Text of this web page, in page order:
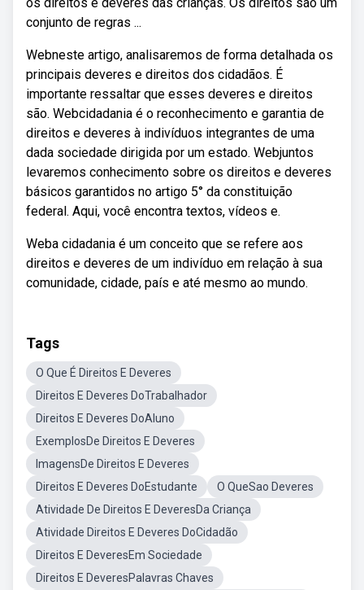
conjunto de regras ...
Webneste artigo, analisaremos de forma detalhada os
principais deveres e direitos dos cidadãos. É
importante ressaltar que esses deveres e direitos
são. Webcidadania é o reconhecimento e garantia de
direitos e deveres à indivíduos integrantes de uma
dada sociedade dirigida por um estado. Webjuntos
levaremos conhecimento sobre os direitos e deveres
básicos garantidos no artigo 5° da constituição
federal. Aqui, você encontra textos, vídeos e.
Weba cidadania é um conceito que se refere aos
direitos e deveres de um indivíduo em relação à sua
comunidade, cidade, país e até mesmo ao mundo.
Tags
O Que É Direitos E Deveres
Direitos E Deveres DoTrabalhador
Direitos E Deveres DoAluno
ExemplosDe Direitos E Deveres
ImagensDe Direitos E Deveres
Direitos E Deveres DoEstudante
O QueSao Deveres
Atividade De Direitos E DeveresDa Criança
Atividade Direitos E Deveres DoCidadão
Direitos E DeveresEm Sociedade
Direitos E DeveresPalavras Chaves